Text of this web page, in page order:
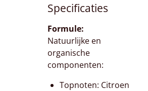
Specificaties
Formule:
Natuurlijke en
organische
componenten:
Topnoten: Citroen